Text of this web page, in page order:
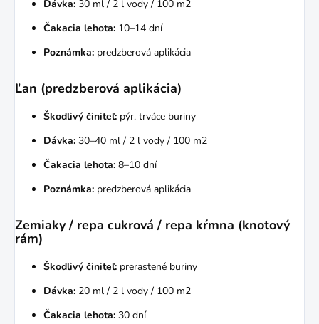
Dávka: 30 ml / 2 l vody / 100 m2
Čakacia lehota: 10–14 dní
Poznámka: predzberová aplikácia
Ľan (predzberová aplikácia)
Škodlivý činiteľ: pýr, trváce buriny
Dávka: 30–40 ml / 2 l vody / 100 m2
Čakacia lehota: 8–10 dní
Poznámka: predzberová aplikácia
Zemiaky / repa cukrová / repa kŕmna (knotový
rám)
Škodlivý činiteľ: prerastené buriny
Dávka: 20 ml / 2 l vody / 100 m2
Čakacia lehota: 30 dní